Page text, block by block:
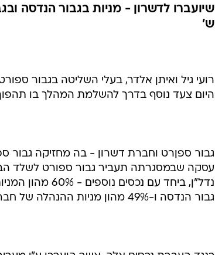
ש'
רועי גיל ואיתן אלדר, בעלי השליטה בגבור
היום צעד נוסף בדרך להשלמת המהלך בו
עסקה שבמסגרתה תעביר גבור ספורט לשלד
גבור הנדסה ו-49% מהון מניות ההנהלה של חברה זו.